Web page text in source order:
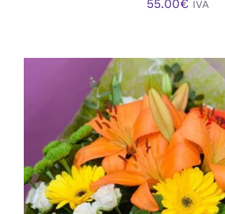
55.00€ IVA
AÑADIR AL CARRITO